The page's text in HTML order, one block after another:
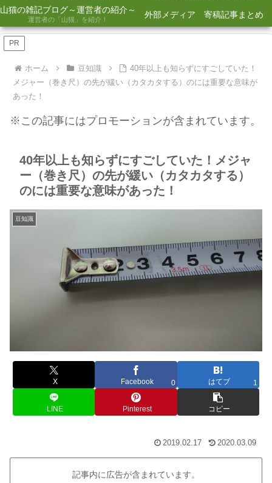
山猫の雑記ブログ～運営者の紹介～
運営者の「山猫」を紹介！ 外部メディア 寄稿記事まとめ
PR
ホーム 豆知識
40年以上も知らずにすごしていた！
メジャー（巻き尺）の先が緩い（カタカタする）のには重要な意味が
あった！
※この記事にはプロモーションが含まれています。
40年以上も知らずにすごしていた！メジャ
ー（巻き尺）の先が緩い（カタカタする）
のには重要な意味があった！
豆知識
X Facebook 0 はてブ 1
LINE Pinterest コピー
2019.02.17 2020.03.09
記事内に広告が含まれています。